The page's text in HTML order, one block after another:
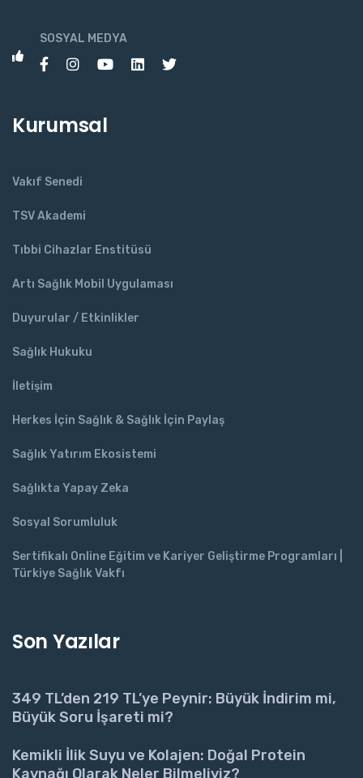
SOSYAL MEDYA
Kurumsal
Vakıf Senedi
TSV Akademi
Tıbbi Cihazlar Enstitüsü
Artı Sağlık Mobil Uygulaması
Duyurular / Etkinlikler
Sağlık Hukuku
İletişim
Herkes İçin Sağlık & Sağlık İçin Paylaş
Sağlık Yatırım Ekosistemi
Sağlıkta Yapay Zeka
Sosyal Sorumluluk
Sertifikalı Online Eğitim ve Kariyer Geliştirme Programları |
Türkiye Sağlık Vakfı
Son Yazılar
349 TL’den 219 TL’ye Peynir: Büyük İndirim mi,
Büyük Soru İşareti mi?
Kemikli İlik Suyu ve Kolajen: Doğal Protein
Kaynağı Olarak Neler Bilmeliyiz?